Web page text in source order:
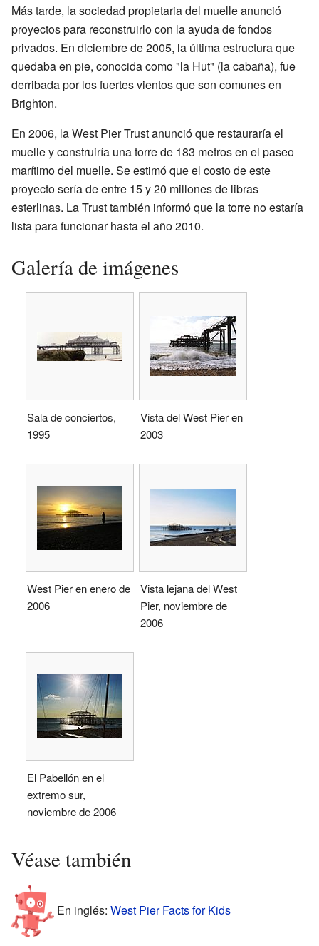
Más tarde, la sociedad propietaria del muelle anunció
proyectos para reconstruirlo con la ayuda de fondos
privados. En diciembre de 2005, la última estructura que
quedaba en pie, conocida como "la Hut" (la cabaña), fue
derribada por los fuertes vientos que son comunes en
Brighton.
En 2006, la West Pier Trust anunció que restauraría el
muelle y construiría una torre de 183 metros en el paseo
marítimo del muelle. Se estimó que el costo de este
proyecto sería de entre 15 y 20 millones de libras
esterlinas. La Trust también informó que la torre no estaría
lista para funcionar hasta el año 2010.
Galería de imágenes
Sala de conciertos,
1995
Vista del West Pier en
2003
West Pier en enero de
2006
Vista lejana del West
Pier, noviembre de
2006
El Pabellón en el
extremo sur,
noviembre de 2006
Véase también
En inglés: West Pier Facts for Kids